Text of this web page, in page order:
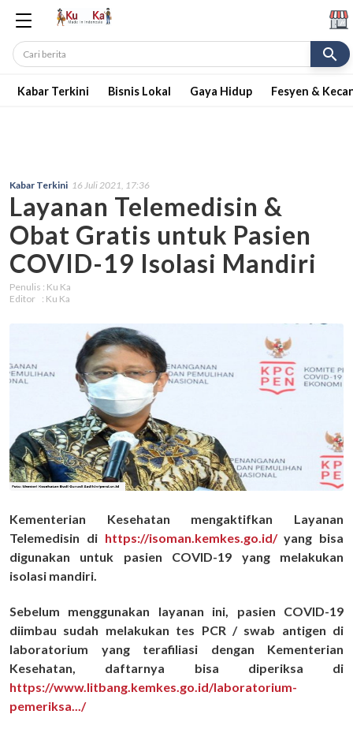
search
Kabar Terkini Bisnis Lokal Gaya Hidup Fesyen &
Kabar Terkini 16 Juli 2021, 17:36
Layanan Telemedisin &
Obat Gratis untuk Pasien
COVID-19 Isolasi Mandiri
Penulis : Ku Ka
Editor : Ku Ka
Kementerian Kesehatan mengaktifkan Layanan
Telemedisin dihttps://isoman.kemkes.go.id/yang bisa
digunakan untuk pasien COVID-19 yang melakukan
isolasi mandiri.
Sebelum menggunakan layanan ini, pasien COVID-19
diimbau sudah melakukan tes PCR / swab antigen di
laboratorium yang terafiliasi dengan Kementerian
Kesehatan, daftarnya bisa diperiksa di
https://www.litbang.kemkes.go.id/laboratorium-
pemeriksa.../